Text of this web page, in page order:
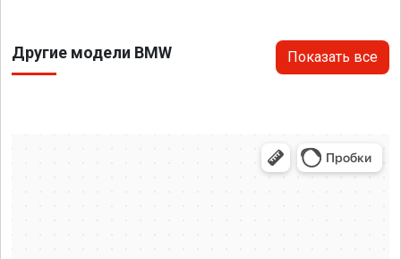
Другие модели BMW Показать все